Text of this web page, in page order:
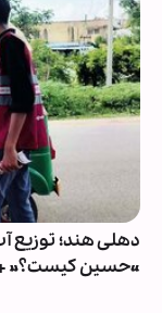
دهلی هند؛ توزیع
«حسین کیست؟» +